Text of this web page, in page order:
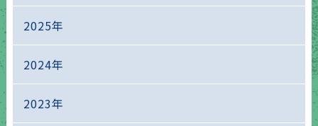
2025年
2024年
2023年